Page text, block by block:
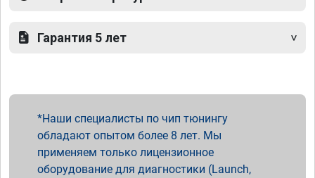
Гарантия 5 лет
Наши специалисты по чип тюнингу
обладают опытом более 8 лет. Мы
применяем только лицензионное
оборудование для диагностики (Launch,